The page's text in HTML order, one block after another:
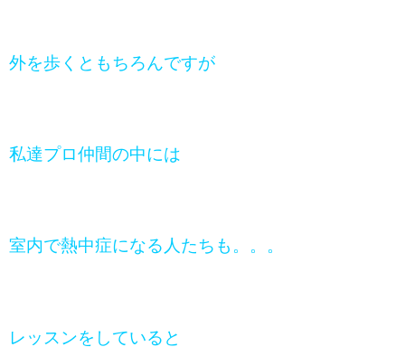
外を歩くともちろんですが
私達プロ仲間の中には
室内で熱中症になる人たちも。。。
レッスンをしていると